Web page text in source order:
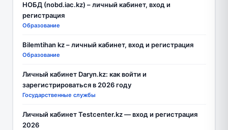
НОБД (nobd.iac.kz) – личный кабинет, вход и
регистрация
Образование
Bilemtihan kz – личный кабинет, вход и регистрация
Образование
Личный кабинет Daryn.kz: как войти и
зарегистрироваться в 2026 году
Государственные службы
Личный кабинет Testcenter.kz — вход и регистрация
2026